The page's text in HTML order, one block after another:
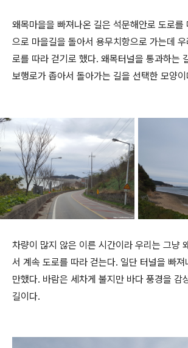
왜목마을을 빠져나온 길은 석문해안로 도로를
으로 마을길을 돌아서 용무치항으로 가는데
로를 따라 걷기로 했다. 왜목터널을 통과하는
보행로가 좁아서 돌아가는 길을 선택한 모양이
차량이 많지 않은 이른 시간이라 우리는 그냥
서 계속 도로를 따라 걷는다. 일단 터널을 빠져
만했다. 바람은 세차게 불지만 바다 풍경을 감
길이다.